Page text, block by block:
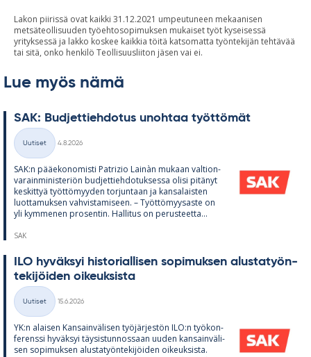
Lakon piirissä ovat kaikki 31.12.2021 umpeutuneen mekaanisen
metsäteollisuuden työehtosopimuksen mukaiset työt kyseisessä
yrityksessä ja lakko koskee kaikkia töitä katsomatta työntekijän tehtävää
tai sitä, onko henkilö Teollisuusliiton jäsen vai ei.
Lue myös nämä
SAK: Bud­jet­tieh­do­tus unoh­taa työt­tö­mät
Kategoriat
Uutiset
4.8.2026
SAK:n pää­e­ko­no­misti Pat­rizio Lainàn mu­kaan val­tion­
va­rain­mi­nis­te­riön bud­jet­tieh­do­tuk­sessa olisi pi­tä­nyt
kes­kit­tyä työt­tö­myy­den tor­jun­taan ja kan­sa­lais­ten
luot­ta­muk­sen vah­vis­ta­mi­seen. – Työt­tö­myy­saste on
yli kym­me­nen pro­sen­tin. Hal­li­tus on pe­rus­teetta...
SAK
ILO hy­väk­syi his­to­rial­li­sen so­pi­muk­sen alus­ta­työn­
te­ki­jöi­den oi­keuk­sista
Kategoriat
Uutiset
15.6.2026
YK:n alai­sen Kan­sain­vä­li­sen työ­jär­jes­tön ILO:n työ­kon­
fe­renssi hy­väk­syi täy­sis­tun­nos­saan uu­den kan­sain­vä­li­
sen so­pi­muk­sen alus­ta­työn­te­ki­jöi­den oi­keuk­sista.